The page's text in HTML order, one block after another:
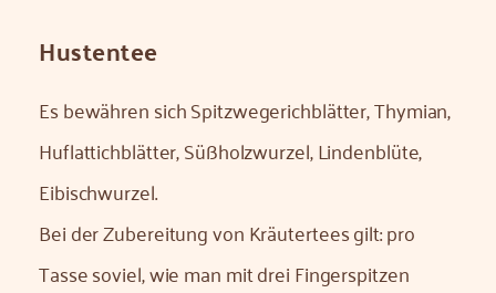
Hustentee
Es bewähren sich Spitzwegerichblätter, Thymian,
Huflattichblätter, Süßholzwurzel, Lindenblüte,
Eibischwurzel.
Bei der Zubereitung von Kräutertees gilt: pro
Tasse soviel, wie man mit drei Fingerspitzen